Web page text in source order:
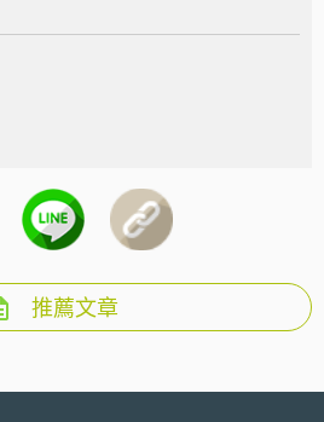
推薦文章